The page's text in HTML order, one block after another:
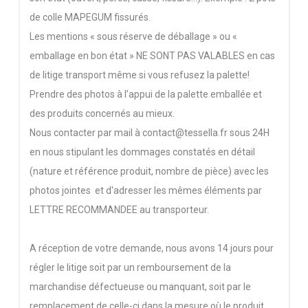
de colle MAPEGUM fissurés.
Les mentions « sous réserve de déballage » ou «
emballage en bon état » NE SONT PAS VALABLES en cas
de litige transport même si vous refusez la palette!
Prendre des photos à l’appui de la palette emballée et
des produits concernés au mieux.
Nous contacter par mail à contact@tessella.fr sous 24H
en nous stipulant les dommages constatés en détail
(nature et référence produit, nombre de pièce) avec les
photos jointes et d'adresser les mêmes éléments par
LETTRE RECOMMANDEE au transporteur.
A réception de votre demande, nous avons 14 jours pour
régler le litige soit par un remboursement de la
marchandise défectueuse ou manquant, soit par le